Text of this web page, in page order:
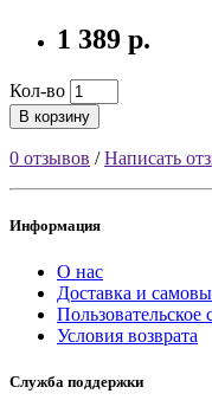
1 389 р.
Кол-во
В корзину
0 отзывов /Написать
Информация
О нас
Доставка и
Пользовательское
Условия возврата
Служба поддержки